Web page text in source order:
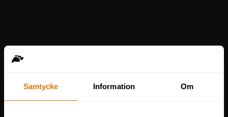
Samtycke Information Om